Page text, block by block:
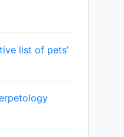
list of pets’